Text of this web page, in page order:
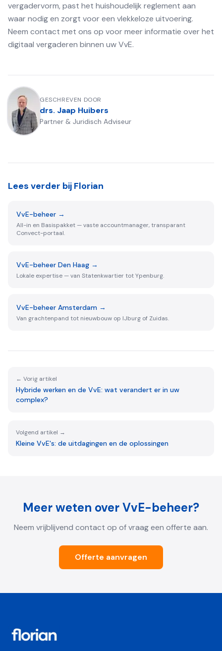
vergadervorm, past het huishoudelijk reglement aan
waar nodig en zorgt voor een vlekkeloze uitvoering.
Neem contact met ons op voor meer informatie over het
digitaal vergaderen binnen uw VvE.
GESCHREVEN DOOR
drs. Jaap Huibers
Partner & Juridisch Adviseur
Lees verder bij Florian
VvE-beheer →
All-in en Basispakket — vaste accountmanager, transparant
Convect-portaal.
VvE-beheer Den Haag →
Lokale expertise — van Statenkwartier tot Ypenburg.
VvE-beheer Amsterdam →
Van grachtenpand tot nieuwbouw op IJburg of Zuidas.
← Vorig artikel
Hybride werken en de VvE: wat verandert er in uw
complex?
Volgend artikel →
Kleine VvE's: de uitdagingen en de oplossingen
Meer weten over VvE-beheer?
Neem vrijblijvend contact op of vraag een offerte aan.
Offerte aanvragen